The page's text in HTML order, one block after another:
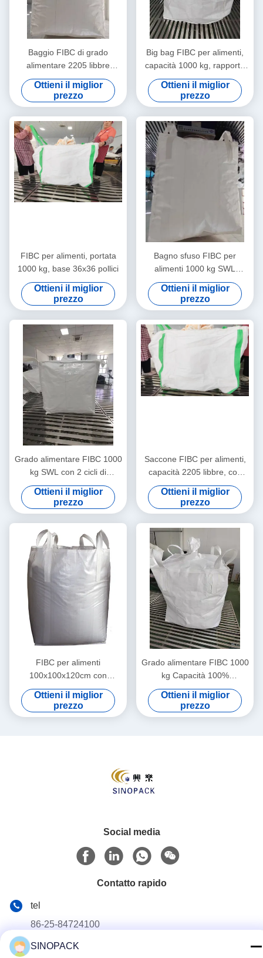
Baggio FIBC di grado
alimentare 2205 libbre
Capacità con rapporto 5:1
SF
Ottieni il miglior
prezzo
Big bag FIBC per alimenti,
capacità 1000 kg, rapporto
di sicurezza 6:1
Ottieni il miglior
prezzo
FIBC per alimenti, portata
1000 kg, base 36x36 pollici
Ottieni il miglior
prezzo
Bagno sfuso FIBC per
alimenti 1000 kg SWL
100x100x120 cm
Ottieni il miglior
prezzo
Grado alimentare FIBC 1000
kg SWL con 2 cicli di
sollevamento e trattamento
UV
Ottieni il miglior
prezzo
Saccone FIBC per alimenti,
capacità 2205 libbre, con
protezione UV ASTM G 154-
00
Ottieni il miglior
prezzo
FIBC per alimenti
100x100x120cm con
capacità di 2205 libbre
Ottieni il miglior
prezzo
Grado alimentare FIBC 1000
kg Capacità 100%
polipropilene vergine
Ottieni il miglior
prezzo
Social media
Contatto rapido
tel
86-25-84724100
E-mail
SINOPACK